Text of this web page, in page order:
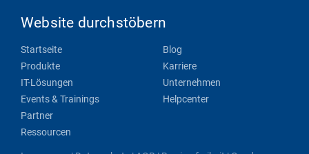
Website durchstöbern
Startseite
Produkte
IT-Lösungen
Events & Trainings
Partner
Ressourcen
Blog
Karriere
Unternehmen
Helpcenter